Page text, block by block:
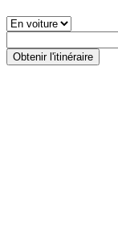
Obtenir l'itinéraire